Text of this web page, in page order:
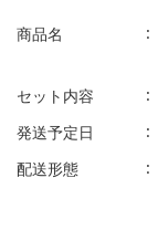
商品名
セット内容
発送予定日
配送形態